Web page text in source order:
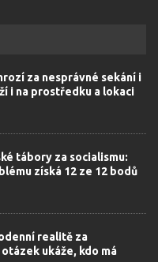
za nesprávné sekání i
i na prostředku a lokaci
tábory za socialismu:
získá 12 ze 12 bodů
realitě za
ukáže, kdo má